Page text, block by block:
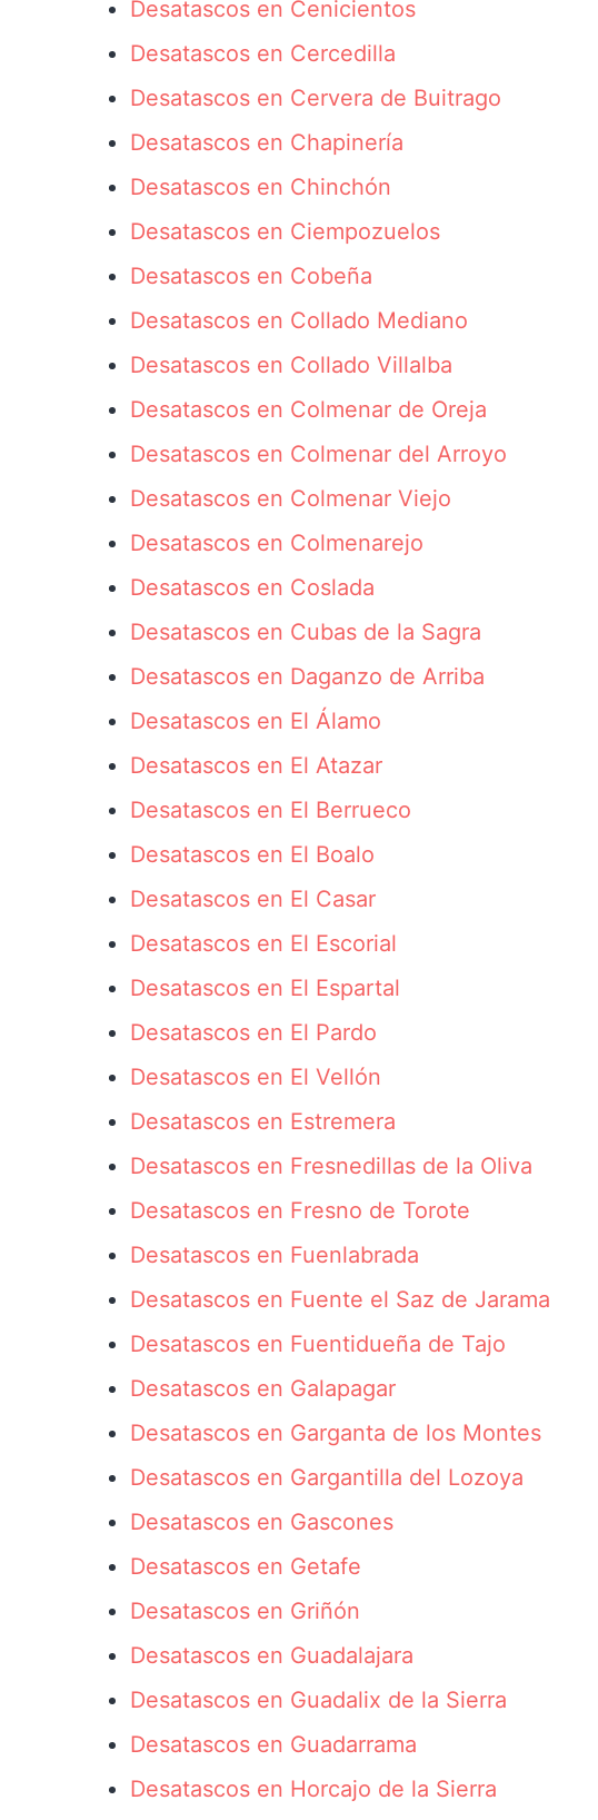
Desatascos en Cenicientos
Desatascos en Cercedilla
Desatascos en Cervera de Buitrago
Desatascos en Chapinería
Desatascos en Chinchón
Desatascos en Ciempozuelos
Desatascos en Cobeña
Desatascos en Collado Mediano
Desatascos en Collado Villalba
Desatascos en Colmenar de Oreja
Desatascos en Colmenar del Arroyo
Desatascos en Colmenar Viejo
Desatascos en Colmenarejo
Desatascos en Coslada
Desatascos en Cubas de la Sagra
Desatascos en Daganzo de Arriba
Desatascos en El Álamo
Desatascos en El Atazar
Desatascos en El Berrueco
Desatascos en El Boalo
Desatascos en El Casar
Desatascos en El Escorial
Desatascos en El Espartal
Desatascos en El Pardo
Desatascos en El Vellón
Desatascos en Estremera
Desatascos en Fresnedillas de la Oliva
Desatascos en Fresno de Torote
Desatascos en Fuenlabrada
Desatascos en Fuente el Saz de Jarama
Desatascos en Fuentidueña de Tajo
Desatascos en Galapagar
Desatascos en Garganta de los Montes
Desatascos en Gargantilla del Lozoya
Desatascos en Gascones
Desatascos en Getafe
Desatascos en Griñón
Desatascos en Guadalajara
Desatascos en Guadalix de la Sierra
Desatascos en Guadarrama
Desatascos en Horcajo de la Sierra